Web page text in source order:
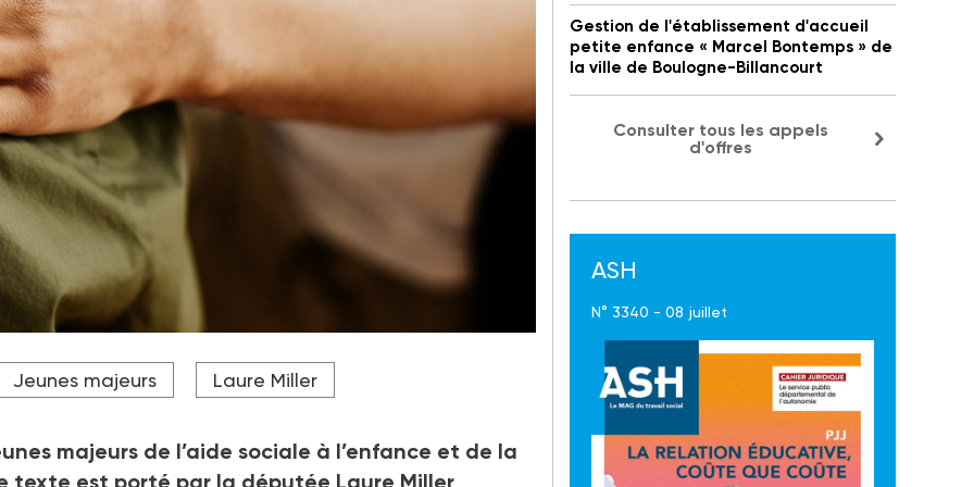
prise en charge des jeunes majeurs à 25 ans, contre 21
Jeunes majeurs Laure Miller
majeurs de l’aide sociale à l’enfance et de la
Gestion de l'établissement d'accueil
petite enfance « Marcel Bontemps » de
la ville de Boulogne-Billancourt
Consulter tous les appels
d'offres
ASH
N° 3340 - 08 juillet